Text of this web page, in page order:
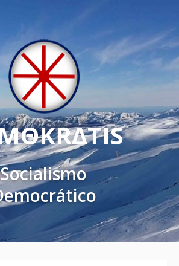
Socialismo